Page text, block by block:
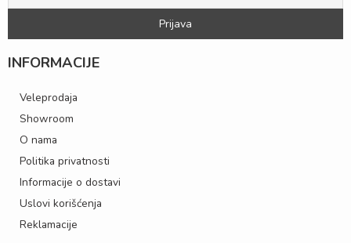
INFORMACIJE
Veleprodaja
Showroom
O nama
Politika privatnosti
Informacije o dostavi
Uslovi korišćenja
Reklamacije